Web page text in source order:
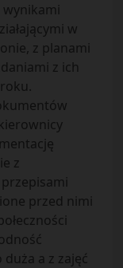
w
z planami
z ich
z
przed nimi
a z zajęć